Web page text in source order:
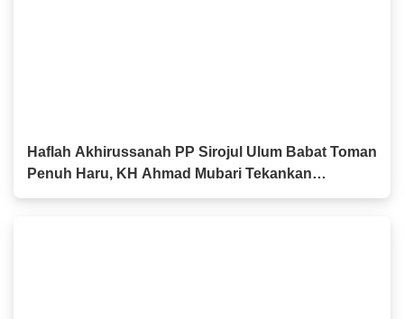
Haflah Akhirussanah PP Sirojul Ulum Babat Toman
Penuh Haru, KH Ahmad Mubari Tekankan
Pentingnya Istikamah Menuntut Ilmu hingga Aliyah